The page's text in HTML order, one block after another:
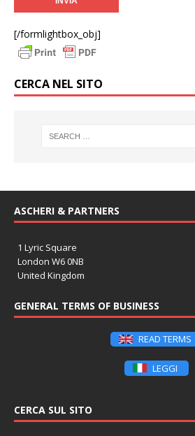
[/formlightbox_obj]
CERCA NEL SITO
ASCHERI & PARTNERS
1 Lyric Square
London W6 0NB
United Kingdom
GENERAL TERMS OF BUSINESS
READ TERMS
LEGGI
CERCA SUL SITO